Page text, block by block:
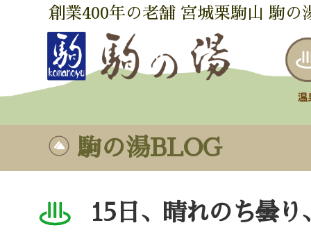
創業400年の老舗 宮城栗駒山 駒の
駒の湯BLOG
15日、晴れのち曇り